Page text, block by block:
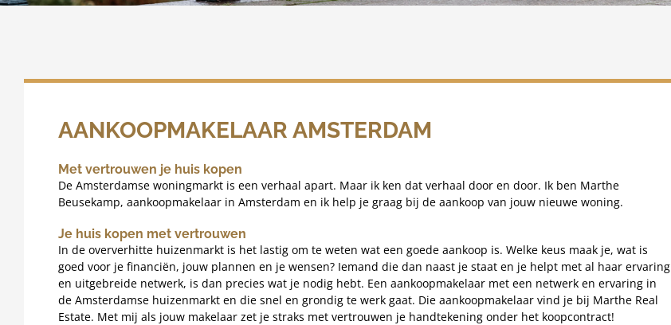
AANKOOPMAKELAAR AMSTERDAM
Met vertrouwen je huis kopen
De Amsterdamse woningmarkt is een verhaal apart. Maar ik ken dat verhaal door en door. Ik ben Marthe
Beusekamp, aankoopmakelaar in Amsterdam en ik help je graag bij de aankoop van jouw nieuwe woning.
Je huis kopen met vertrouwen
In de oververhitte huizenmarkt is het lastig om te weten wat een goede aankoop is. Welke keus maak je, wat is
goed voor je financiën, jouw plannen en je wensen? Iemand die dan naast je staat en je helpt met al haar ervaring
en uitgebreide netwerk, is dan precies wat je nodig hebt. Een aankoopmakelaar met een netwerk en ervaring in
de Amsterdamse huizenmarkt en die snel en grondig te werk gaat. Die aankoopmakelaar vind je bij Marthe Real
Estate. Met mij als jouw makelaar zet je straks met vertrouwen je handtekening onder het koopcontract!